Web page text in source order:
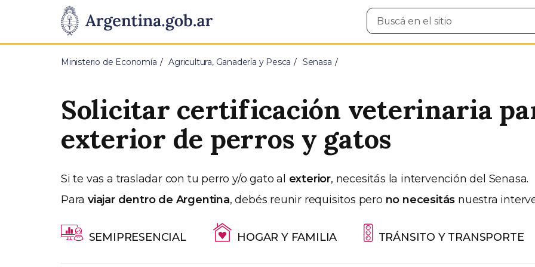
Presidencia
de
Pasar al contenido principal
Buscar
en
Ministerio de Economía Agricultura, Ganadería y Pesca Senasa
Solicitar certificación veterinaria
exterior de perros y gatos
Si te vas a trasladar con tu perro y/o gato al exterior, necesitás la intervención del Senasa.
Para viajar dentro de Argentina, debés reunir requisitos pero no necesitás nuestra
SEMIPRESENCIAL HOGAR Y FAMILIA TRÁNSITO Y TRANSPORTE